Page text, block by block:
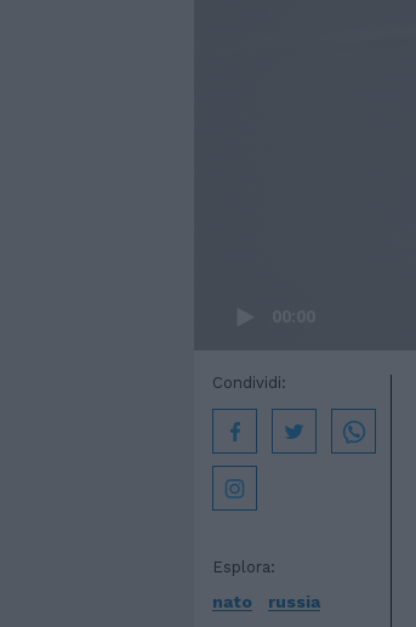
Esplora:
nato
russia
Condividi: